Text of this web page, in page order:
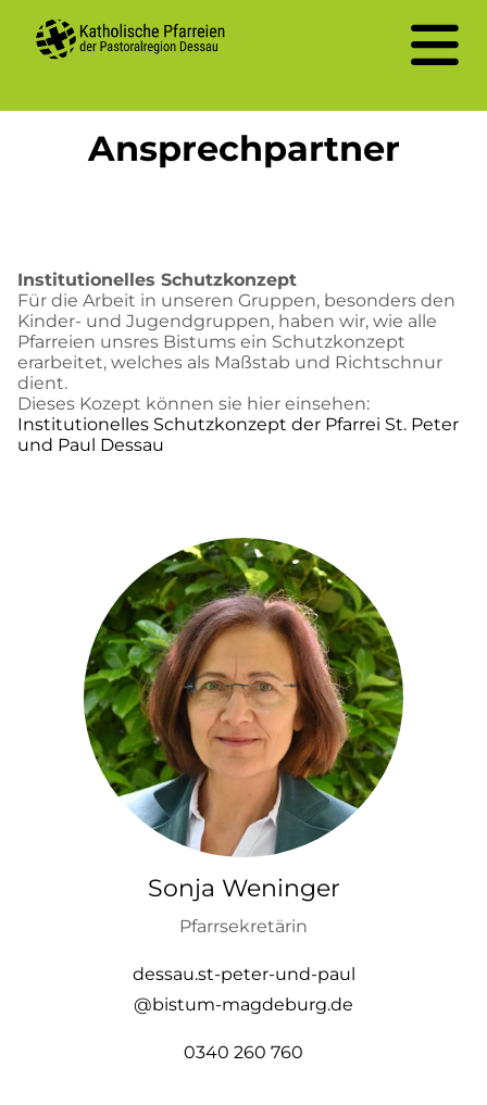
Ansprechpartner
Institutionelles Schutzkonzept
Für die Arbeit in unseren Gruppen, besonders den
Kinder- und Jugendgruppen, haben wir, wie alle
Pfarreien unsres Bistums ein Schutzkonzept
erarbeitet, welches als Maßstab und Richtschnur
dient.
Dieses Kozept können sie hier einsehen:
Institutionelles Schutzkonzept der Pfarrei St. Peter
und Paul Dessau
Sonja Weninger
Pfarrsekretärin
dessau.st-peter-und-paul
@bistum-magdeburg.de
0340 260 760